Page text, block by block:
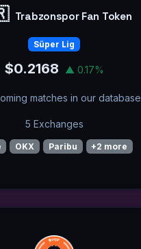
Trabzonspor Fan Token
Süper Lig
$0.2168 ▲ 0.17%
matches in our database
5 Exchanges
OKX Paribu +2 more